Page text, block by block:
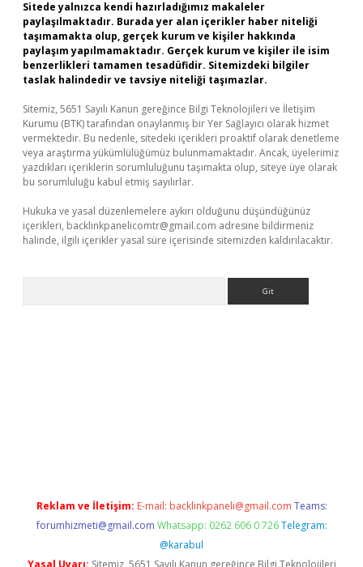
Sitede yalnızca kendi hazırladığımız makaleler
paylaşılmaktadır. Burada yer alan içerikler haber niteliği
taşımamakta olup, gerçek kurum ve kişiler hakkında
paylaşım yapılmamaktadır. Gerçek kurum ve kişiler ile isim
benzerlikleri tamamen tesadüfidir. Sitemizdeki bilgiler
taslak halindedir ve tavsiye niteliği taşımazlar.
Sitemiz, 5651 Sayılı Kanun gereğince Bilgi Teknolojileri ve İletişim
Kurumu (BTK) tarafından onaylanmış bir Yer Sağlayıcı olarak hizmet
vermektedir. Bu nedenle, sitedeki içerikleri proaktif olarak denetleme
veya araştırma yükümlülüğümüz bulunmamaktadır. Ancak, üyelerimiz
yazdıkları içeriklerin sorumluluğunu taşımakta olup, siteye üye olarak
bu sorumluluğu kabul etmiş sayılırlar.
Hukuka ve yasal düzenlemelere aykırı olduğunu düşündüğünüz
içerikleri, backlinkpanelicomtr@gmail.com adresine bildirmeniz
halinde, ilgili içerikler yasal süre içerisinde sitemizden kaldırılacaktır.
Reklam ve İletişim: E-mail: backlinkpaneli@gmail.com Teams:
forumhizmeti@gmail.com Whatsapp: 0262 606 0 726 Telegram:
@karabul
Yasal Uyarı: Sitemiz, 5651 Sayılı Kanun gereğince Bilgi Teknolojileri